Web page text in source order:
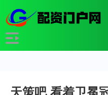
天策吧 看着卫冕